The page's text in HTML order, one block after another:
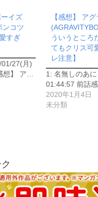
イズ
ンコツ
すぎ
27(月)
想】 ア…
【感想】 ア
ういうとこ
てもクリス可
レ注意】
1: 名無しのあ
01:44:57 前話
2020年1月4日
未分類